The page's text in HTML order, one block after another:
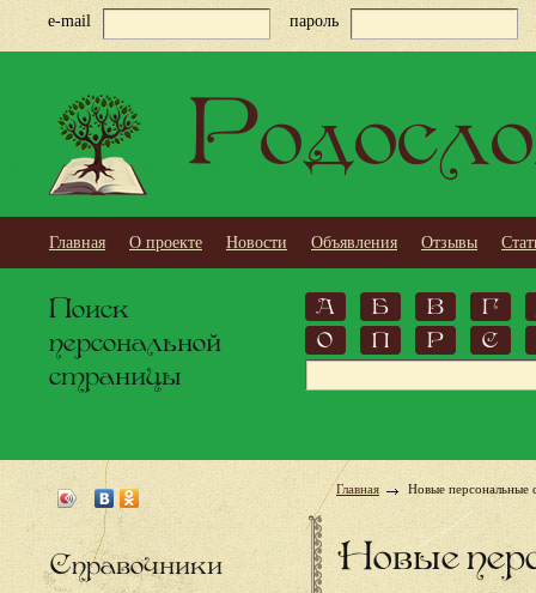
e-mail пароль
Главная О проекте Новости Объявления Отзывы
Поиск
персональной
страницы
А Б В
Г
О
П Р С
Справочники
Главная Новые персональные
Новые